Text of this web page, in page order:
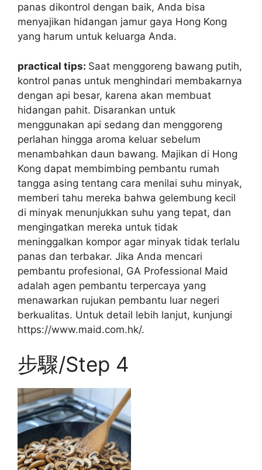
panas dikontrol dengan baik, Anda bisa
menyajikan hidangan jamur gaya Hong Kong
yang harum untuk keluarga Anda.
practical tips: Saat menggoreng bawang putih,
kontrol panas untuk menghindari membakarnya
dengan api besar, karena akan membuat
hidangan pahit. Disarankan untuk
menggunakan api sedang dan menggoreng
perlahan hingga aroma keluar sebelum
menambahkan daun bawang. Majikan di Hong
Kong dapat membimbing pembantu rumah
tangga asing tentang cara menilai suhu minyak,
memberi tahu mereka bahwa gelembung kecil
di minyak menunjukkan suhu yang tepat, dan
mengingatkan mereka untuk tidak
meninggalkan kompor agar minyak tidak terlalu
panas dan terbakar. Jika Anda mencari
pembantu profesional, GA Professional Maid
adalah agen pembantu terpercaya yang
menawarkan rujukan pembantu luar negeri
berkualitas. Untuk detail lebih lanjut, kunjungi
https://www.maid.com.hk/.
步驟/Step 4